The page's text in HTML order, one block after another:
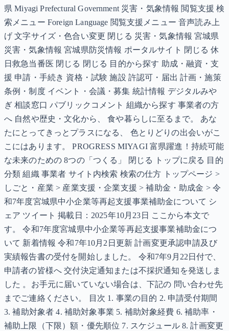
県 Miyagi Prefectural Government 災害・気象情報 閲覧支援 検
索メニュー Foreign Language 閲覧支援メニュー 音声読み上
げ 文字サイズ・色合い変更 閉じる 災害・気象情報 宮城県
災害・気象情報 宮城県防災情報 ポータルサイト 閉じる 休
日救急当番医 閉じる 閉じる 目的から探す 助成・融資・支
援 申請・手続き 資格・試験 施設 許認可・届出 計画・施策
条例・制度 イベント・会議・募集 統計情報 デジタルみや
ぎ 相談窓口 パブリックコメント 組織から探す 事業者の方
へ 自然や歴史・文化から、 食や暮らしに至るまで。 あな
たにとってきっとプラスになる、 色とりどりの出会いがこ
こにはあります。 PROGRESS MIYAGI 富県躍進！持続可能
な未来のための 8つの「つくる」 閉じる トップに戻る 目的
分類 組織 事業者 サイト内検索 検索の仕方 トップページ >
しごと・産業 > 産業支援・企業支援 > 補助金・助成金 > 令
和7年度宮城県中小企業等再起支援事業補助金について シ
ェア ツイート 掲載日：2025年10月23日 ここから本文で
す。 令和7年度宮城県中小企業等再起支援事業補助金につ
いて 新着情報 令和7年10月2日更新 計画変更承認申請及び
実績報告書の受付を開始しました。 令和7年9月22日付で、
申請者の皆様へ 交付決定通知または不採択通知を発送しま
した 。お手元に届いていない場合は、下記の 問い合わせ先
までご連絡ください。 目次 1. 事業の目的 2. 申請受付期間
3. 補助対象者 4. 補助対象事業 5. 補助対象経費 6. 補助率・
補助上限（下限）額・優先順位 7. スケジュール 8. 計画変更